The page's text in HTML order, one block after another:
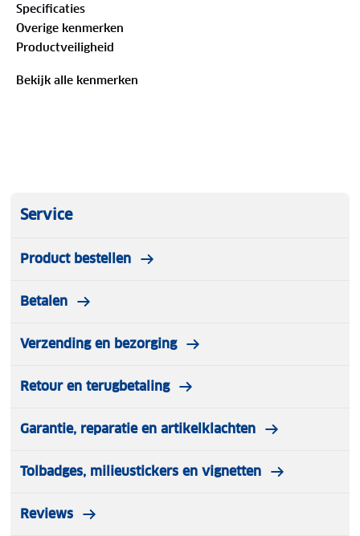
fiets verkrijgbaar. Ben je benieuwd? Bekijk de Basil
Wanderlust collectie hier. Eigenschappen: Stijlvolle
musthave voor je fiets door vrolijke vogelprint.
Maakt een luid en duidelijk ding dong geluid.
Specificaties
Overige kenmerken
Productveiligheid
Bekijk alle kenmerken
Service
Product bestellen
Betalen
Verzending en bezorging
Retour en terugbetaling
Garantie, reparatie en artikelklachten
Tolbadges, milieustickers en vignetten
Reviews